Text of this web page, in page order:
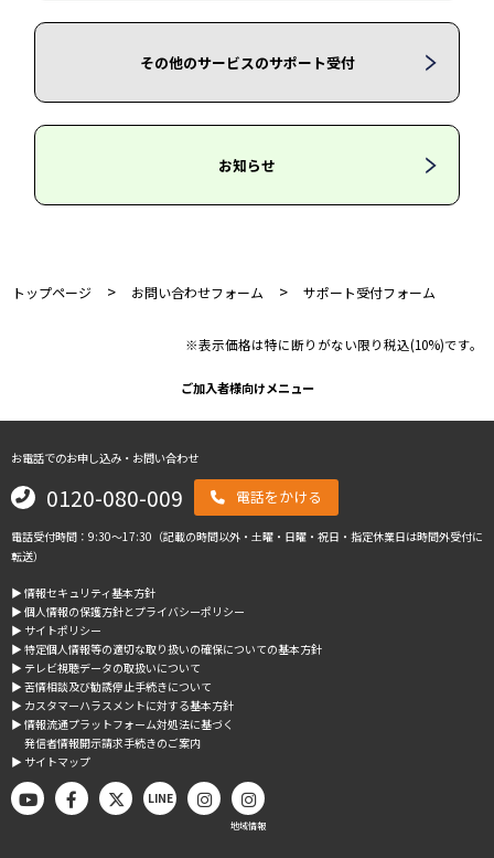
その他のサービスのサポート受付
お知らせ
トップページ > お問い合わせフォーム >サポート受付フォーム
※表示価格は特に断りがない限り税込(10%)です。
ご加入者様向けメニュー
お電話でのお申し込み・お問い合わせ
0120-080-009 電話をかける
電話受付時間：9:30～17:30（記載の時間以外・土曜・日曜・祝日・指定休業日は時間外受付に
転送）
▶︎ 情報セキュリティ基本方針
▶︎ 個人情報の保護方針とプライバシーポリシー
▶︎ サイトポリシー
▶︎ 特定個人情報等の適切な取り扱いの確保についての基本方針
▶︎ テレビ視聴データの取扱いについて
▶︎ 苦情相談及び勧誘停止手続きについて
▶︎ カスタマーハラスメントに対する基本方針
▶︎ 情報流通プラットフォーム対処法に基づく
発信者情報開示請求手続きのご案内
▶︎ サイトマップ
LINE
地域情報